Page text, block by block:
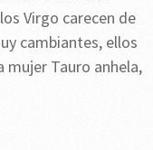
Virgo carecen de
cambiantes, ellos
mujer Tauro anhela,